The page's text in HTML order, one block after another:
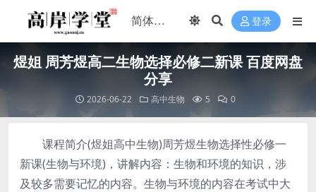
登录
煜姐 周芳煜高二生物选择必修二新课 百度网盘
分享
2026-06-22 高中生物 5 0
课程简介(煜姐高中生物)周芳煜生物选择性必修一
新课(生物与环境)，讲解内容：生物和环境的知识，涉
及较多需要记忆的内容。生物与环境的内容在考试中大